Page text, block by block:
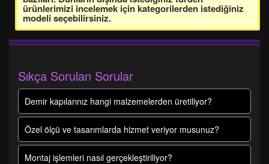
ürünlerimizi incelemek için kategorilerden istediğiniz
modeli seçebilirsiniz.
Sıkça Sorulan Sorular
Demir kapılarınız hangi malzemelerden üretiliyor?
Özel ölçü ve tasarımlarda hizmet veriyor musunuz?
Montaj işlemleri nasıl gerçekleştiriliyor?